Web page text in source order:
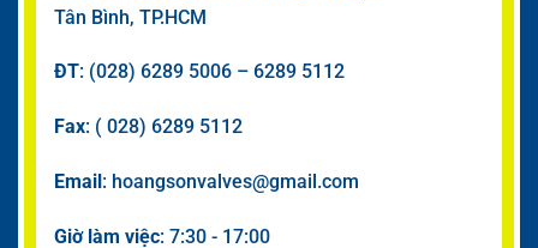
Tân Bình, TP.HCM
ĐT: (028) 6289 5006 – 6289 5112
Fax: ( 028) 6289 5112
Email: hoangsonvalves@gmail.com
Giờ làm việc: 7:30 - 17:00